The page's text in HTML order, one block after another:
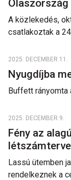
Olaszország
A közlekedés,
csatlakoztak a
2025. DECEMBER 11.
Nyugdíjba
Buffett rányomta
2025. DECEMBER 9.
Fény az
Lassú ütemben
rendelkeznek a